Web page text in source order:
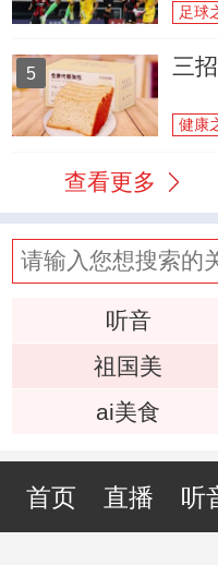
足球
5 三
健康
查看更多
听音
祖国美
ai美食
首页 直播 听